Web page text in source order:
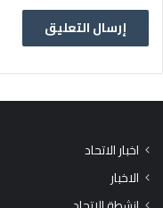
اخبار الاتحاد
الاخبار